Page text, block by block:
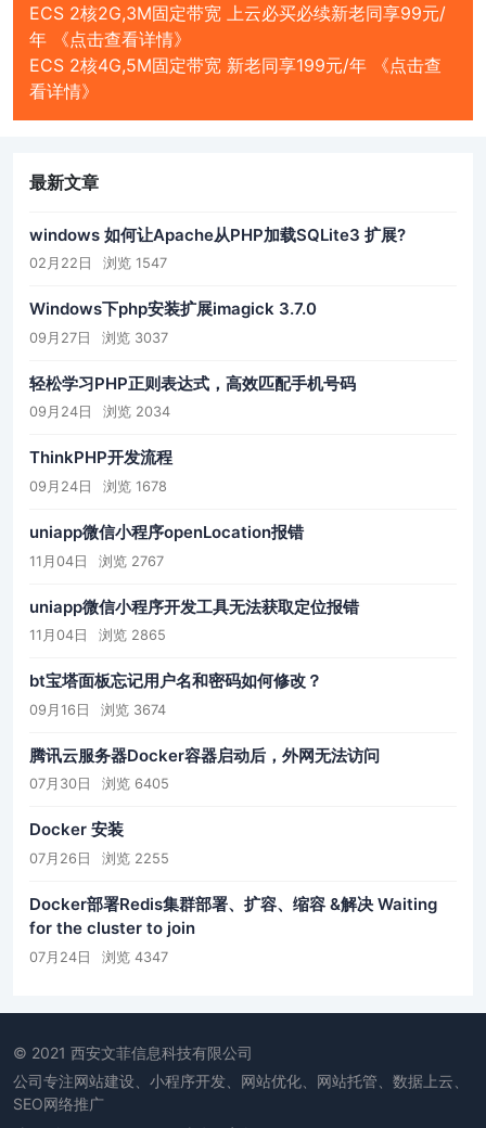
ECS 2核2G,3M固定带宽 上云必买必续新老同享99元/
年 《点击查看详情》
ECS 2核4G,5M固定带宽 新老同享199元/年 《点击查
看详情》
最新文章
windows 如何让Apache从PHP加载SQLite3 扩展?
02月22日 浏览 1547
Windows下php安装扩展imagick 3.7.0
09月27日 浏览 3037
轻松学习PHP正则表达式，高效匹配手机号码
09月24日 浏览 2034
ThinkPHP开发流程
09月24日 浏览 1678
uniapp微信小程序openLocation报错
11月04日 浏览 2767
uniapp微信小程序开发工具无法获取定位报错
11月04日 浏览 2865
bt宝塔面板忘记用户名和密码如何修改？
09月16日 浏览 3674
腾讯云服务器Docker容器启动后，外网无法访问
07月30日 浏览 6405
Docker 安装
07月26日 浏览 2255
Docker部署Redis集群部署、扩容、缩容 &解决 Waiting
for the cluster to join
07月24日 浏览 4347
© 2021 西安文菲信息科技有限公司
公司专注网站建设、小程序开发、网站优化、网站托管、数据上云、
SEO网络推广